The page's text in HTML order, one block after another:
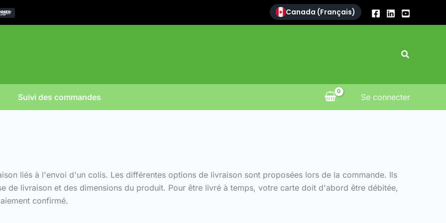
Canada (Français)
Suivi des commandes Se connecter
liés à l'envoi d'un colis. Les différentes options de livraison sont proposées lors de la commande. Ils
de livraison et des dimensions du produit. Pour être livré à temps, votre carte doit d'abord être débitée,
confirmé.